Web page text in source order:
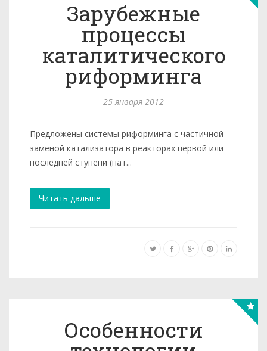
Зарубежные
процессы
каталитического
риформинга
25 января 2012
Предложены системы риформинга с частичной
заменой ката­лизатора в реакторах первой или
последней ступени (пат...
Читать дальше
Особенности